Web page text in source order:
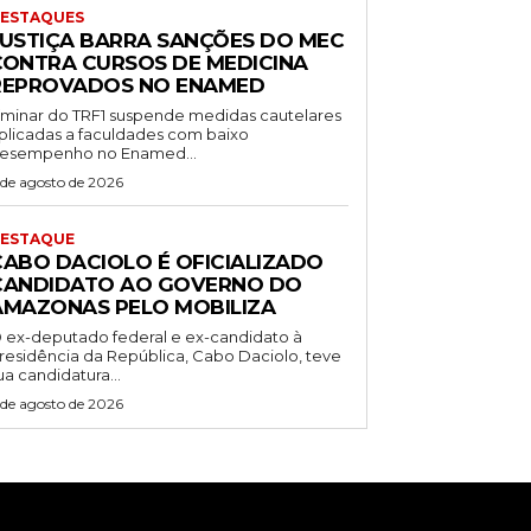
BARRA SANÇÕES DO MEC
CURSOS DE MEDICINA
NO ENAMED
do TRF1 suspende medidas cautelares
a faculdades com baixo
no Enamed...
agosto de 2026
DACIOLO É OFICIALIZADO
AO GOVERNO DO
PELO MOBILIZA
ex-deputado federal e ex-candidato à
da República, Cabo Daciolo, teve
candidatura...
agosto de 2026